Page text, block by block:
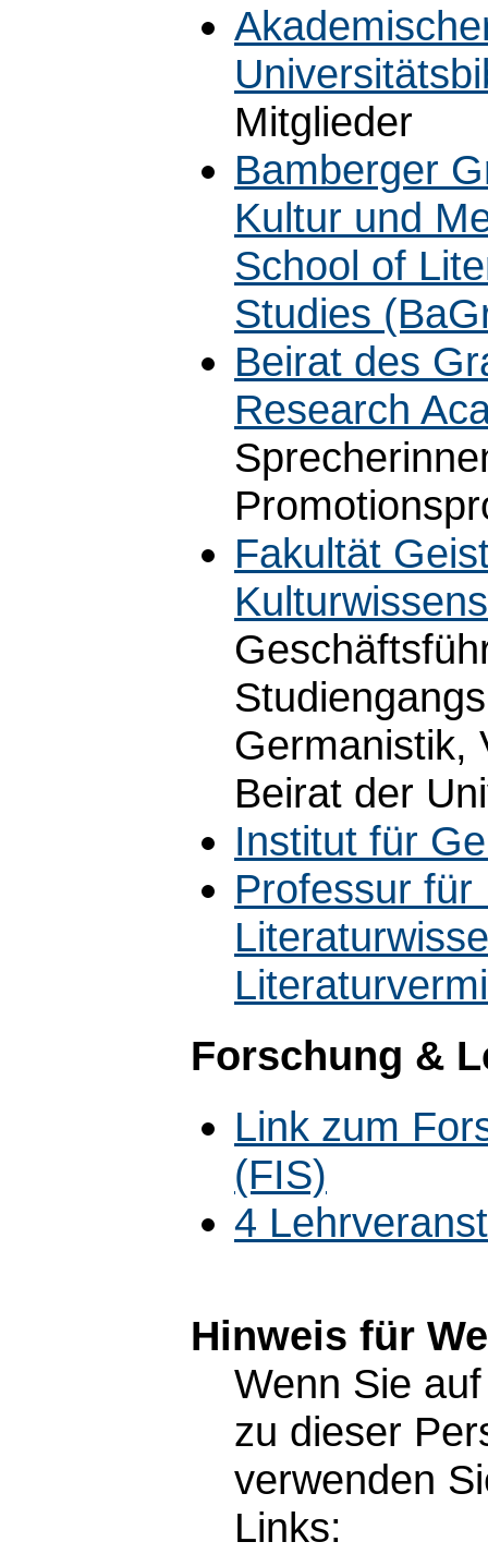
Mitglieder
Bamberger
Kultur und
School of
Studies
Beirat des
Research
Fakultät
Germanistik,
Beirat der
Institut für
Professur für
Forschung &
Link zum
(FIS)
4
Hinweis für
Wenn Sie
zu dieser
verwenden
Links: